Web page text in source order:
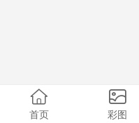
首页 彩图